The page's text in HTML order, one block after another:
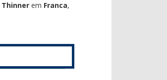
Thinner em Franca,